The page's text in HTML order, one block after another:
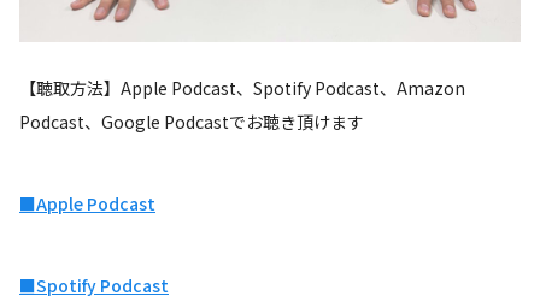
【聴取方法】Apple Podcast、Spotify Podcast、Amazon
Podcast、Google Podcastでお聴き頂けます
■Apple Podcast
■Spotify Podcast